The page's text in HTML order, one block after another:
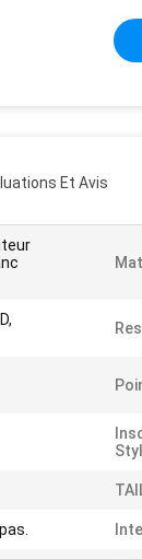
Et Avis